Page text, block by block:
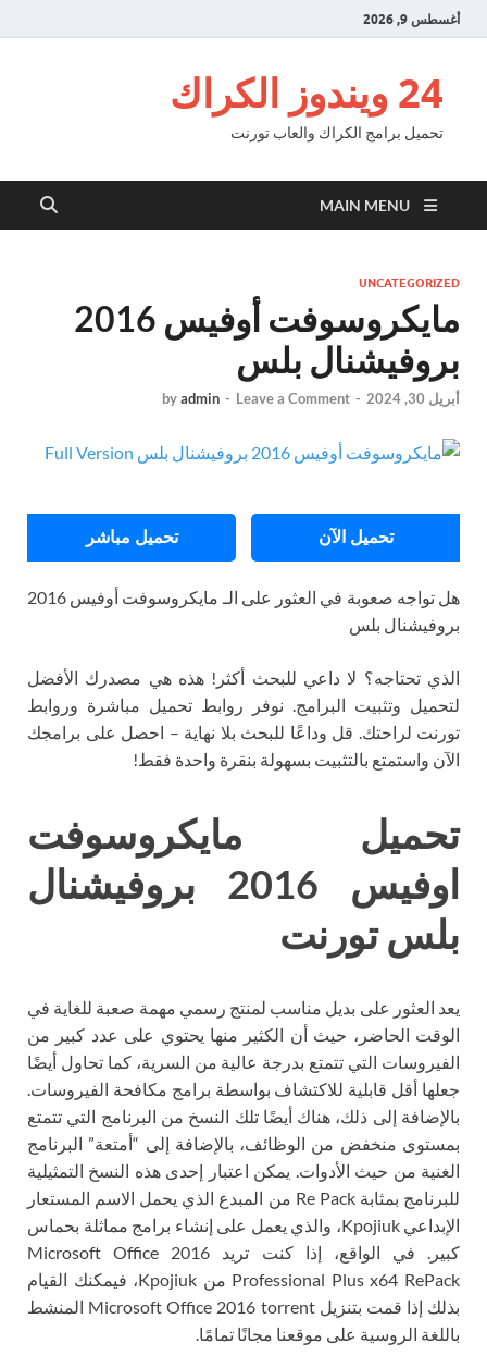
أغسطس 9, 2026
24 ويندوز الكراك
تحميل برامج الكراك والعاب تورنت
MAIN MENU
UNCATEGORIZED
مايكروسوفت أوفيس 2016
بروفيشنال بلس
أبريل 30, 2024 -
byadmin - Leave a Comment
تحميل الآن تحميل مباشر
هل تواجه صعوبة في العثور على الـ مايكروسوفت أوفيس 2016
بروفيشنال بلس
الذي تحتاجه؟ لا داعي للبحث أكثر! هذه هي مصدرك الأفضل
لتحميل وتثبيت البرامج. نوفر روابط تحميل مباشرة وروابط
تورنت لراحتك. قل وداعًا للبحث بلا نهاية – احصل على برامجك
الآن واستمتع بالتثبيت بسهولة بنقرة واحدة فقط!
تحميل مايكروسوفت
اوفيس 2016 بروفيشنال
بلس تورنت
يعد العثور على بديل مناسب لمنتج رسمي مهمة صعبة للغاية في
الوقت الحاضر، حيث أن الكثير منها يحتوي على عدد كبير من
الفيروسات التي تتمتع بدرجة عالية من السرية، كما تحاول أيضًا
جعلها أقل قابلية للاكتشاف بواسطة برامج مكافحة الفيروسات.
بالإضافة إلى ذلك، هناك أيضًا تلك النسخ من البرنامج التي تتمتع
بمستوى منخفض من الوظائف، بالإضافة إلى “أمتعة” البرنامج
الغنية من حيث الأدوات. يمكن اعتبار إحدى هذه النسخ التمثيلية
للبرنامج بمثابة Re Pack من المبدع الذي يحمل الاسم المستعار
الإبداعي Kpojiuk، والذي يعمل على إنشاء برامج مماثلة بحماس
كبير. في الواقع، إذا كنت تريد Microsoft Office 2016
Professional Plus x64 RePack من Kpojiuk، فيمكنك القيام
بذلك إذا قمت بتنزيل Microsoft Office 2016 torrent المنشط
باللغة الروسية على موقعنا مجانًا تمامًا.